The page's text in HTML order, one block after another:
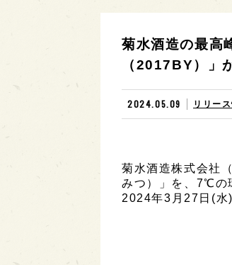
菊水酒造の最高
（2017BY）」
2024.05.09 リリー
菊水酒造株式会社
みつ）」を、7℃の
2024年3月27日(水